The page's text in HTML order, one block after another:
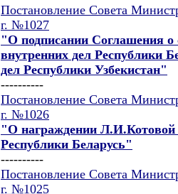
Постановление Совета
г. №1027
"О подписании Соглашения о
внутренних дел Республики
дел Республики Узбекистан"
----------
Постановление Совета
г. №1026
"О награждении Л.И.Котовой
Республики Беларусь"
----------
Постановление Совета
г. №1025